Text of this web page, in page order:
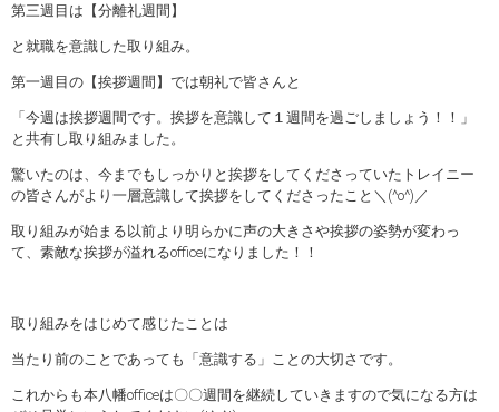
第三週目は【分離礼週間】
と就職を意識した取り組み。
第一週目の【挨拶週間】では朝礼で皆さんと
「今週は挨拶週間です。挨拶を意識して１週間を過ごしましょう！！」
と共有し取り組みました。
驚いたのは、今までもしっかりと挨拶をしてくださっていたトレイニー
の皆さんがより一層意識して挨拶をしてくださったこと＼(^o^)／
取り組みが始まる以前より明らかに声の大きさや挨拶の姿勢が変わっ
て、素敵な挨拶が溢れるofficeになりました！！
取り組みをはじめて感じたことは
当たり前のことであっても「意識する」ことの大切さです。
これからも本八幡officeは〇〇週間を継続していきますので気になる方は